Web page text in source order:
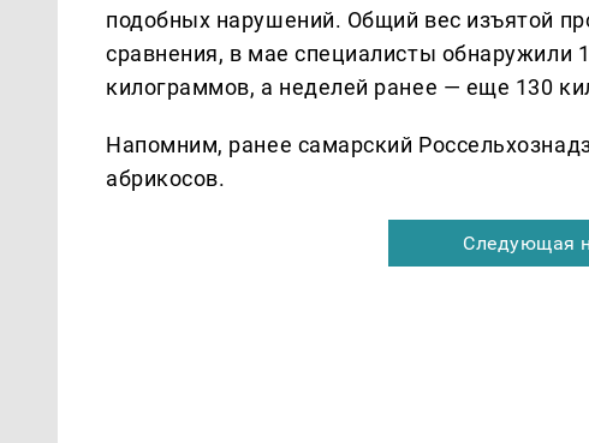
подобных нарушений. Общий вес изъятой
сравнения, в мае специалисты обнаружили
килограммов, а неделей ранее — еще 130
Напомним, ранее самарский
абрикосов.
Следующая